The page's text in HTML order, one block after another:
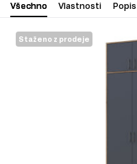
Všechno Vlastnosti Popis
Staženo z prodeje